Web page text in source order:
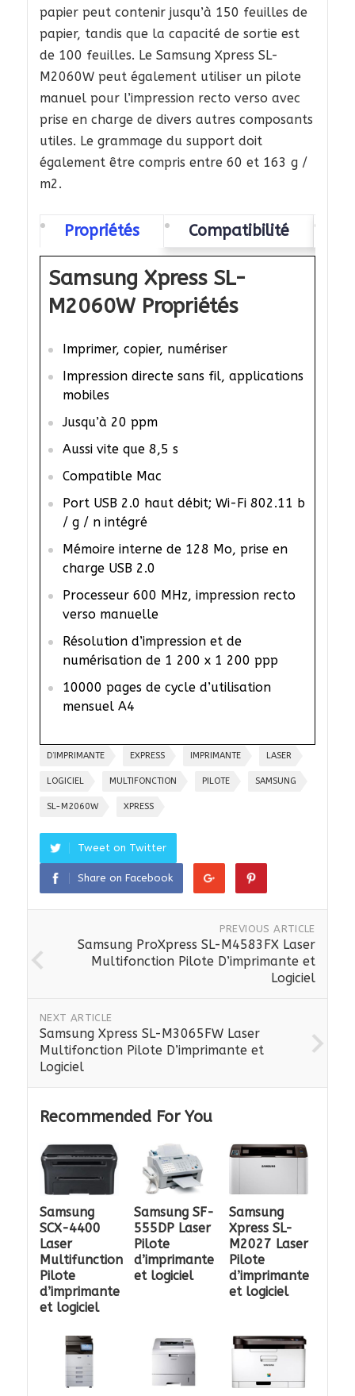
papier peut contenir jusqu’à 150 feuilles de
papier, tandis que la capacité de sortie est
de 100 feuilles. Le Samsung Xpress SL-
M2060W peut également utiliser un pilote
manuel pour l’impression recto verso avec
prise en charge de divers autres composants
utiles. Le grammage du support doit
également être compris entre 60 et 163 g /
m2.
Propriétés Compatibilité
Samsung Xpress SL-
M2060W Propriétés
Imprimer, copier, numériser
Impression directe sans fil, applications
mobiles
Jusqu’à 20 ppm
Aussi vite que 8,5 s
Compatible Mac
Port USB 2.0 haut débit; Wi-Fi 802.11 b
/ g / n intégré
Mémoire interne de 128 Mo, prise en
charge USB 2.0
Processeur 600 MHz, impression recto
verso manuelle
Résolution d’impression et de
numérisation de 1 200 x 1 200 ppp
10000 pages de cycle d’utilisation
mensuel A4
D’IMPRIMANTE EXPRESS IMPRIMANTE LASER
LOGICIEL MULTIFONCTION PILOTE SAMSUNG
SL-M2060W XPRESS
Tweet on Twitter
Share on Facebook
PREVIOUS ARTICLE
Samsung ProXpress SL-M4583FX Laser
Multifonction Pilote D’imprimante et
Logiciel
NEXT ARTICLE
Samsung Xpress SL-M3065FW Laser
Multifonction Pilote D’imprimante et
Logiciel
Recommended For You
Samsung
SCX-4400
Laser
Multifunction
Pilote
d’imprimante
et logiciel
Samsung SF-
555DP Laser
Pilote
d’imprimante
et logiciel
Samsung
Xpress SL-
M2027 Laser
Pilote
d’imprimante
et logiciel